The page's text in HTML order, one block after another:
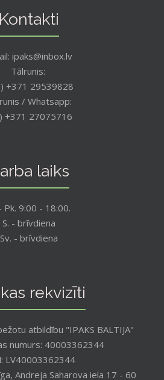
Kontakti
ipaks@inbox.lv
Tālrunis:
+371 29539828
/ Whatsapp:
+371 27075716
laiks
Pk. 9:00 - 18:00.
S. - brīvdiena
Sv. - brīvdiena
rekvizīti
atbildību "IPAKS BALTIJA"
numurs: 40003362344
LV40003362344
Andreja Saharova iela 17 - 60